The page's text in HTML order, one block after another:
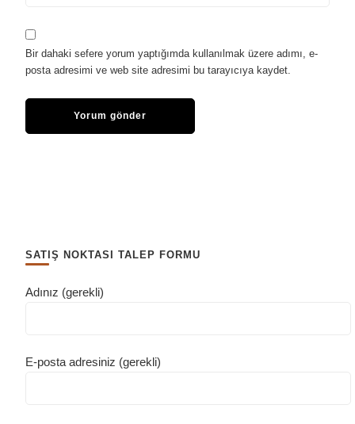
Bir dahaki sefere yorum yaptığımda kullanılmak üzere adımı, e-
posta adresimi ve web site adresimi bu tarayıcıya kaydet.
SATIŞ NOKTASI TALEP FORMU
Adınız (gerekli)
E-posta adresiniz (gerekli)